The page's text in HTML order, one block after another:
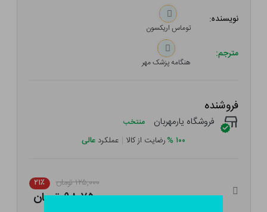
نویسنده:
توماس اریکسون
مترجم:
هنگامه پزشک مهر
فروشنده
فروشگاه یارمهربان منتخب
۱۰۰ %رضایت از کالا | عملکرد عالی
۱۲۵,۰۰۰ تومان ۲۱٪
۹۸,۷۵۰ تومان